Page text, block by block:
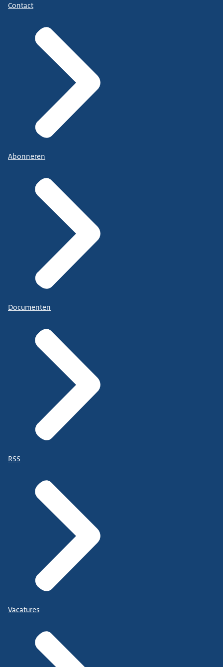
Contact
Abonneren
Documenten
RSS
Vacatures